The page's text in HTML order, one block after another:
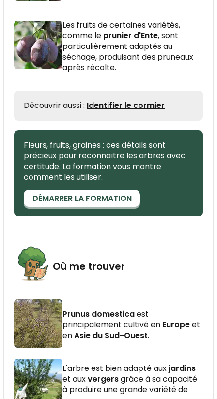
Les fruits de certaines variétés,
comme le prunier d'Ente, sont
particulièrement adaptés au
séchage, produisant des pruneaux
après récolte.
Découvrir aussi : Identifier le cormier
Fleurs, fruits, graines : ces détails sont
précieux pour reconnaître les arbres avec
certitude. La formation vous montre
comment les utiliser.
DÉMARRER LA FORMATION
Où me trouver
Prunus domesticaest
principalement cultivé en Europeet
enAsie du Sud-Ouest.
L'arbre est bien adapté aux jardins
et auxvergersgrâce à sa capacité
à produire une grande variété de